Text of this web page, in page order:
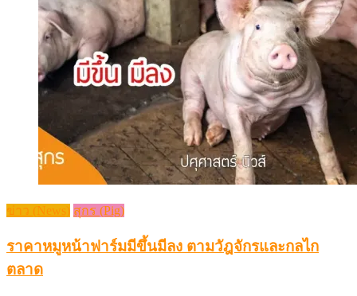
ข่าว (News) สุกร (Pig)
ราคาหมูหน้าฟาร์มมีขึ้นมีลง ตามวัฎจักรและกลไก
ตลาด